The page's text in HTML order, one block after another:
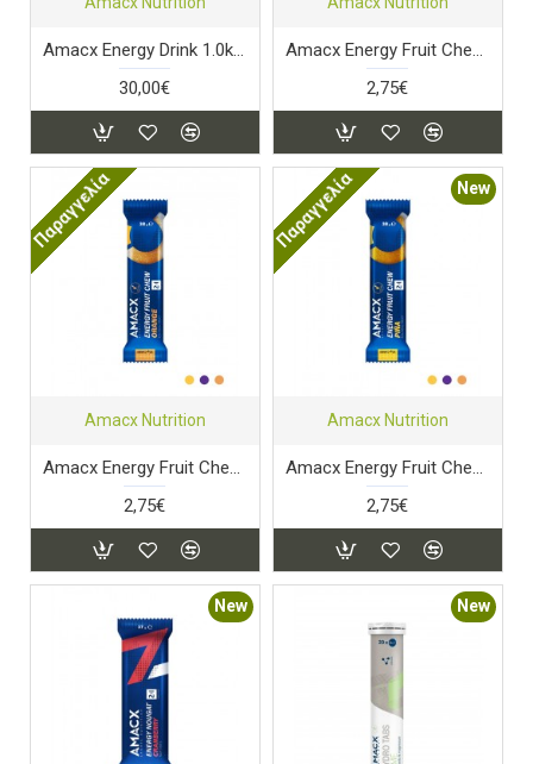
Amacx Energy Drink 1.0kg Lemon
30,00€
Amacx Energy Fruit Chew Cassis
2,75€
Παραγγελία
Amacx Nutrition
Amacx Energy Fruit Chew Orange
2,75€
New
Παραγγελία
Amacx Nutrition
Amacx Energy Fruit Chew Pina
2,75€
New New